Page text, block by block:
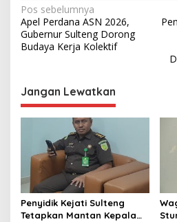
N
a
v
g
a
p
o
s
Pos sebelumnya
Apel Perdana ASN 2026,
Gubernur Sulteng Dorong
Budaya Kerja Kolektif
Jangan Lewatkan
Penyidik Kejati Sulteng
Tetapkan Mantan Kepala